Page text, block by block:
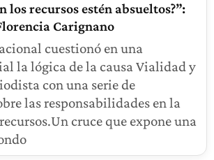
los recursos estén absueltos?”:
Carignano
cuestionó en una
la lógica de la causa Vialidad y
con una serie de
las responsabilidades en la
cruce que expone una